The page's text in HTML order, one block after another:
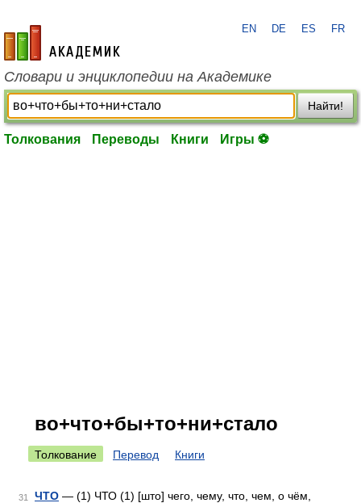
academic.ru
EN DE ES FR
Словари и энциклопедии на Академике
Найти!
Толкования Переводы Книги Игры ⚽
во+что+бы+то+ни+стало
Толкование Перевод Книги
31 ЧТО — (1) ЧТО (1) [што] чего, чему, что, чем, о чём,